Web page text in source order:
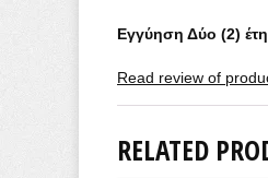
Εγγύηση Δύο (2) έτη
Read review of
RELATED